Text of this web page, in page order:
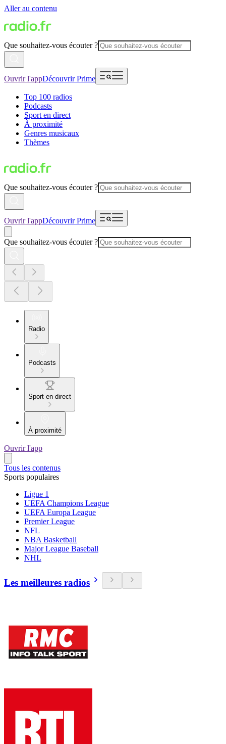
Aller au contenu
Que souhaitez-vous écouter ?
Ouvrir l'appDécouvrir Prime
Top 100 radios
Podcasts
Sport en direct
À proximité
Genres musicaux
Thèmes
Que souhaitez-vous écouter ?
Ouvrir l'appDécouvrir Prime
Que souhaitez-vous écouter ?
Radio
Podcasts
Sport en direct
À proximité
Ouvrir l'app
Tous les contenus
Sports populaires
Ligue 1
UEFA Champions League
UEFA Europa League
Premier League
NFL
NBA Basketball
Major League Baseball
NHL
Les meilleures radios